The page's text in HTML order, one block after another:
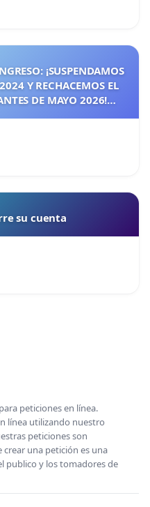
¡SUSPENDAMOS
Y RECHACEMOS EL
DE MAYO 2026!
su cuenta
peticiones en línea.
línea utilizando nuestro
peticiones son
crear una petición es una
publico y los tomadores de